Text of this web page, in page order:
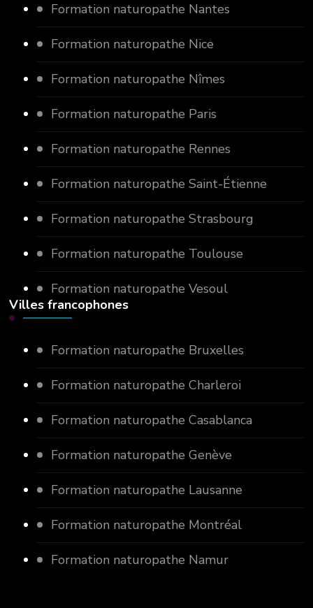
Formation naturopathe Nantes
Formation naturopathe Nice
Formation naturopathe Nîmes
Formation naturopathe Paris
Formation naturopathe Rennes
Formation naturopathe Saint-Étienne
Formation naturopathe Strasbourg
Formation naturopathe Toulouse
Formation naturopathe Vesoul
Villes francophones
Formation naturopathe Bruxelles
Formation naturopathe Charleroi
Formation naturopathe Casablanca
Formation naturopathe Genève
Formation naturopathe Lausanne
Formation naturopathe Montréal
Formation naturopathe Namur